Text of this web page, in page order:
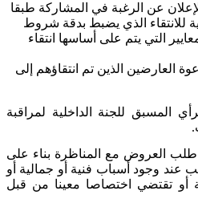
عن الرغبة في المشاركة طبقا
للانتقاء الذي يضبط بدقة شروط
التي يتم على أساسها انتقاء
العارضين الذين تم انتقاؤهم إلى
المسبق للجنة الداخلية لمراقبة
.
العروض مع المناظرة بناء على
عند وجود أسباب فنية أو جمالية أو
أو تقتضي اختصاصا معينا من قبل